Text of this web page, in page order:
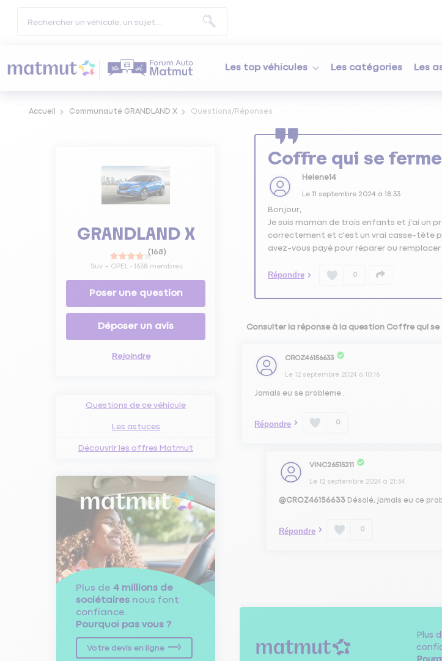
Les top véhicules Les catégories Les
Accueil Communauté GRANDLAND X Questions/Réponses
GRANDLAND X
(168)
Suv OPEL- 1638membres
Poser une question
Déposer un avis
Rejoindre
Questions de ce véhicule
Les astuces
Découvrir les offres Matmut
Plus de 4 millions de
sociétaires nous font
confiance.
Pourquoi pas vous ?
Votre devis en ligne
Coffre qui se
Helene14
Le 11 septembre 2024à 18:33
Bonjour,
Je suis maman de trois enfants et j'ai un
correctement et c'est un vrai casse-tête
avez-vous payé pour réparer ou
Répondre 0
Consulter la réponse à la question Coffre qui
CROZ46156633
Le 12 septembre 2024 à 10:16
Jamais eu se probleme .
Répondre 0
VINC26515211
Le 12 septembre 2024 à 21:34
@CROZ46156633 Désolé, jamais eu ce
Répondre 0
Plus